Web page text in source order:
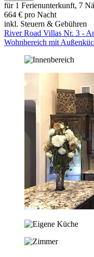
für 1 Ferienunterkunft, 7
664 € pro Nacht
inkl. Steuern & Gebühren
River Road Villas Nr. 3 -
Wohnbereich mit